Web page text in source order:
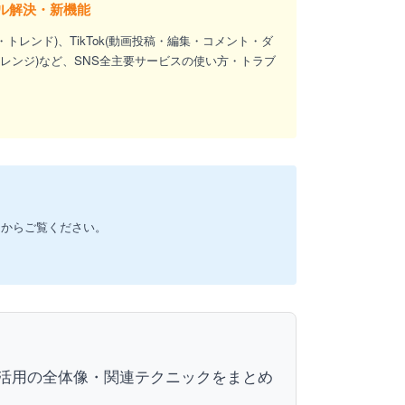
解決・新機能
レンド)、TikTok(動画投稿・編集・コメント・ダ
ンジ)など、SNS全主要サービスの使い方・トラブ
らご覧ください。
用の全体像・関連テクニックをまとめ